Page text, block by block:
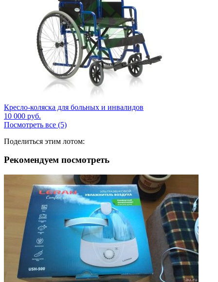
Кресло-коляска для больных и инвалидов
10 000 руб.
Посмотреть все (5)
Поделиться этим лотом:
Рекомендуем посмотреть